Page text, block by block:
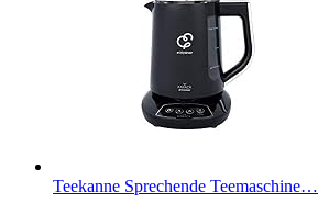
Teekanne Sprechende Teemaschine…